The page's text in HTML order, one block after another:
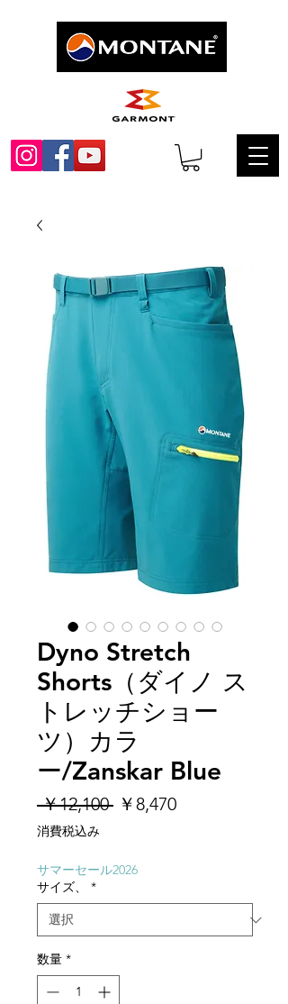
Dyno Stretch
Shorts（ダイノ ス
トレッチショー
ツ）カラ
ー/Zanskar Blue
￥12,100 通
格
￥8,470セ
消費税込み
サマーセール2026
サイズ、
*
数量 *